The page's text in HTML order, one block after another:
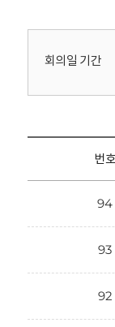
회
회의일 기간
번호
94
93
92